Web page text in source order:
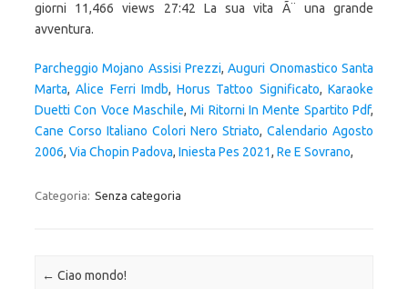
giorni 11,466 views 27:42 La sua vita Ã¨ una grande
avventura.
Parcheggio Mojano Assisi Prezzi,Auguri Onomastico Santa
Marta,Alice Ferri Imdb,Horus Tattoo Significato,Karaoke
Duetti Con Voce Maschile,Mi Ritorni In Mente Spartito Pdf,
Cane Corso Italiano Colori Nero Striato, Calendario Agosto
2006, Via Chopin Padova, Iniesta Pes 2021, Re E Sovrano,
Categoria: Senza categoria
Navigazione articolo
← Ciao mondo!